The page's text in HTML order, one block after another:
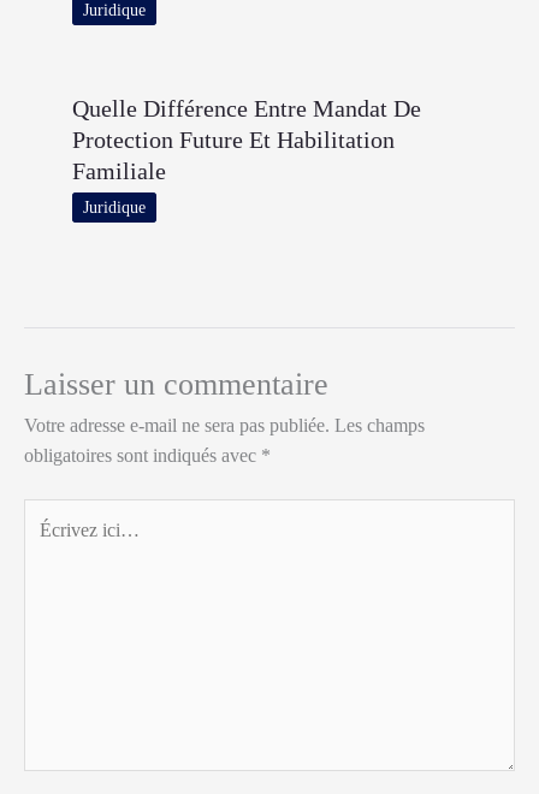
Juridique
Quelle Différence Entre Mandat De
Protection Future Et Habilitation
Familiale
Juridique
Laisser un commentaire
Votre adresse e-mail ne sera pas publiée. Les champs
obligatoires sont indiqués avec *
ici…